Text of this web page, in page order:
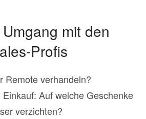
mit den
Profis
Remote verhandeln?
Auf welche Geschenke
verzichten?